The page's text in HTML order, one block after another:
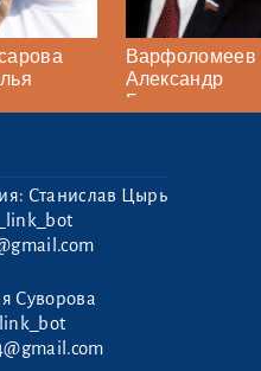
Варфоломеев
Александр
Георгиевич
Станислав Цырь
Суворова